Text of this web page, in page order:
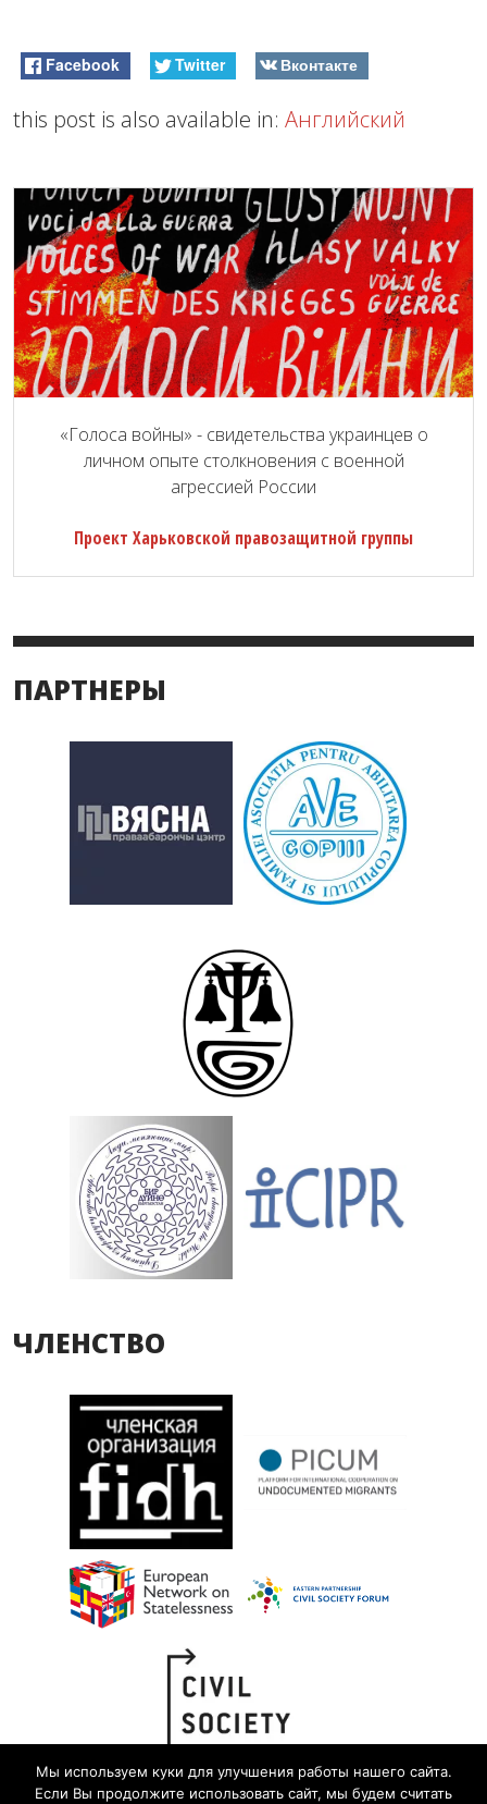
Facebook Twitter Вконтакте
this post is also available in: Английский
«Голоса войны» - свидетельства украинцев о
личном опыте столкновения с военной
агрессией России
Проект Харьковской правозащитной группы
ПАРТНЕРЫ
ЧЛЕНСТВО
Мы используем куки для улучшения работы нашего сайта.
Если Вы продолжите использовать сайт, мы будем считать